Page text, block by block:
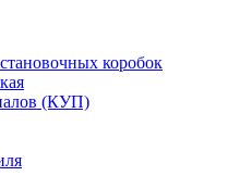
коробок
(КУП)